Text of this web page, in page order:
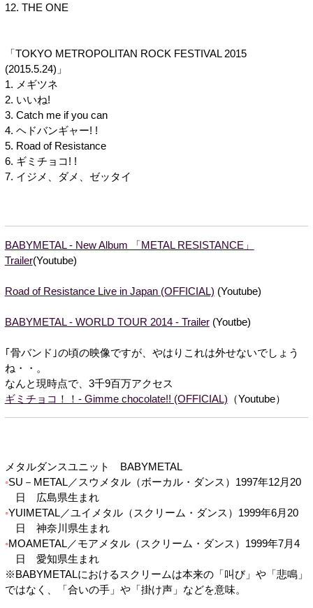
12. THE ONE
「TOKYO METROPOLITAN ROCK FESTIVAL 2015
(2015.5.24)」
1. メギツネ
2. いいね!
3. Catch me if you can
4. ヘドバンギャー! !
5. Road of Resistance
6. ギミチョコ! !
7. イジメ、ダメ、ゼッタイ
BABYMETAL - New Album 「METAL RESISTANCE」
Trailer(Youtube)
Road of Resistance Live in Japan (OFFICIAL) (Youtube)
BABYMETAL - WORLD TOUR 2014 - Trailer(Youtbe)
｢骨バンド｣の頃の映像ですが、やはりこれは外せないでしょう
ね・・。
なんと現時点で、3千9百万アクセス
ギミチョコ！！- Gimme chocolate!! (OFFICIAL) （Youtube）
メタルダンスユニット BABYMETAL
SU－METAL／スウメタル（ボーカル・ダンス）1997年12月20
日 広島県生まれ
YUIMETAL／ユイメタル（スクリーム・ダンス）1999年6月20
日 神奈川県生まれ
MOAMETAL／モアメタル（スクリーム・ダンス）1999年7月4
日 愛知県生まれ
※BABYMETALにおけるスクリームは本来の「叫び」や「悲鳴」
ではなく、「合いの手」や「掛け声」などを意味。